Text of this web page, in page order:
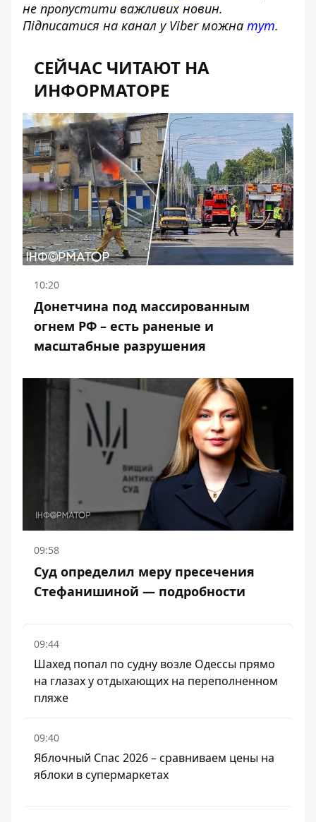
не пропустити важливих новин.
Підписатися на канал у Viber можна тут.
СЕЙЧАС ЧИТАЮТ НА
ИНФОРМАТОРЕ
10:20
Донетчина под массированным
огнем РФ – есть раненые и
масштабные разрушения
09:58
Суд определил меру пресечения
Стефанишиной — подробности
09:44
Шахед попал по судну возле Одессы прямо
на глазах у отдыхающих на переполненном
пляже
09:40
Яблочный Спас 2026 – сравниваем цены на
яблоки в супермаркетах